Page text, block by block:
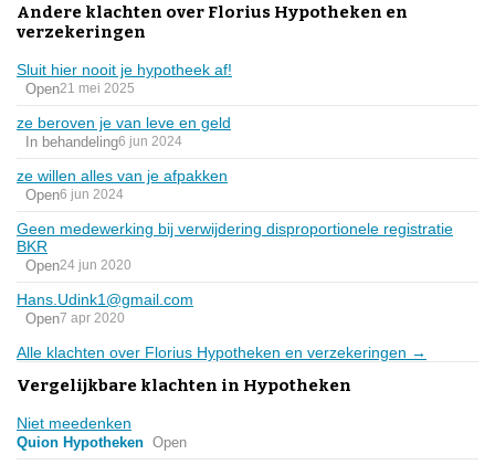
Andere klachten over Florius Hypotheken en
verzekeringen
Sluit hier nooit je hypotheek af!
Open21 mei 2025
ze beroven je van leve en geld
In behandeling6 jun 2024
ze willen alles van je afpakken
Open6 jun 2024
Geen medewerking bij verwijdering disproportionele registratie
BKR
Open24 jun 2020
Hans.Udink1@gmail.com
Open7 apr 2020
Alle klachten over Florius Hypotheken en verzekeringen →
Vergelijkbare klachten in Hypotheken
Niet meedenken
Quion Hypotheken Open